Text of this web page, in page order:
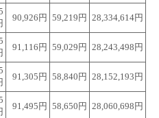
90,926円 59,219円 28,334,614円
91,116円 59,029円 28,243,498円
91,305円 58,840円 28,152,193円
91,495円 58,650円 28,060,698円